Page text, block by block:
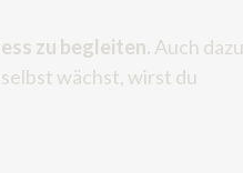
zu begleiten. Auch dazu
wächst, wirst du